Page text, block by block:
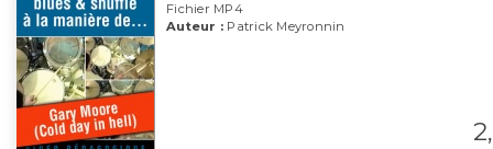
Fichier MP4
Auteur : Patrick Meyronnin
2,